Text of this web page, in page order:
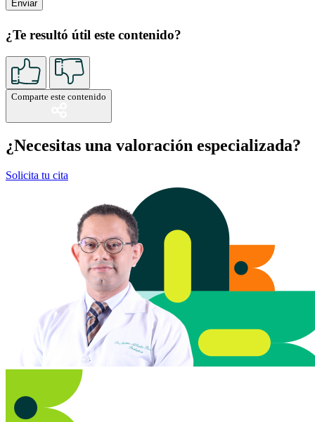
¿Te resultó útil este contenido?
Comparte este contenido
¿Necesitas una valoración especializada?
Solicita tu cita